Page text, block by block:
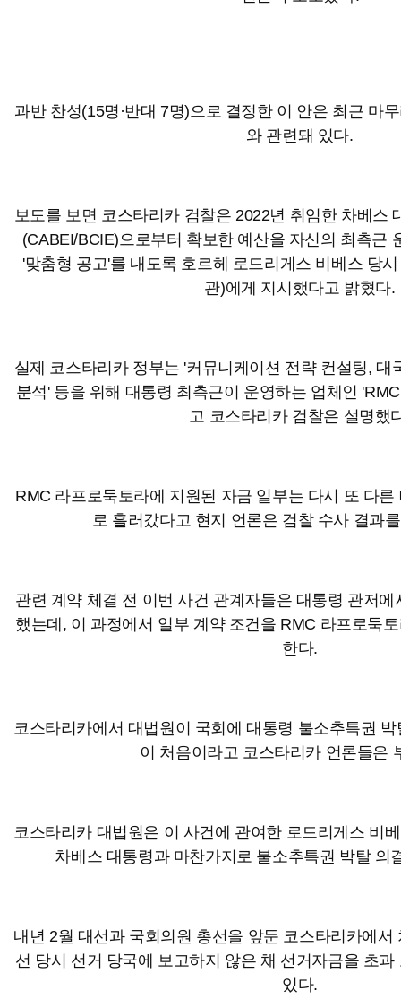
과반 찬성(15명·반대 7명)으로 결정한 이 안은 최근 마
와 관련돼 있다.
보도를 보면 코스타리카 검찰은 2022년 취임한 차베스
(CABEI/BCIE)으로부터 확보한 예산을 자신의 최측근
'맞춤형 공고'를 내도록 호르헤 로드리게스 비베스 당
관)에게 지시했다고 밝혔다.
실제 코스타리카 정부는 '커뮤니케이션 전략 컨설팅, 대
분석' 등을 위해 대통령 최측근이 운영하는 업체인
고 코스타리카 검찰은 설명했
RMC 라프로둑토라에 지원된 자금 일부는 다시 또 다
로 흘러갔다고 현지 언론은 검찰 수사 결과
관련 계약 체결 전 이번 사건 관계자들은 대통령 관저
했는데, 이 과정에서 일부 계약 조건을 RMC 라프로둑
한다.
코스타리카에서 대법원이 국회에 대통령 불소추특권
이 처음이라고 코스타리카 언론들은
코스타리카 대법원은 이 사건에 관여한 로드리게스 비
차베스 대통령과 마찬가지로 불소추특권 박탈 의
내년 2월 대선과 국회의원 총선을 앞둔 코스타리카에서
선 당시 선거 당국에 보고하지 않은 채 선거자금을 초
있다.